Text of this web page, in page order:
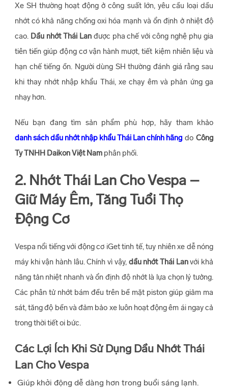
Xe SH thường hoạt động ở công suất lớn, yêu cầu loại dầu
nhớt có khả năng chống oxi hóa mạnh và ổn định ở nhiệt độ
cao. Dầu nhớt Thái Lanđược pha chế với công nghệ phụ gia
tiên tiến giúp động cơ vận hành mượt, tiết kiệm nhiên liệu và
hạn chế tiếng ồn. Người dùng SH thường đánh giá rằng sau
khi thay nhớt nhập khẩu Thái, xe chạy êm và phản ứng ga
nhạy hơn.
Nếu bạn đang tìm sản phẩm phù hợp, hãy tham khảo
danh sách dầu nhớt nhập khẩu Thái Lan chính hãngdo Công
Ty TNHH Daikon Việt Nam phân phối.
2. Nhớt Thái Lan Cho Vespa –
Giữ Máy Êm, Tăng Tuổi Thọ
Động Cơ
Vespa nổi tiếng với động cơ iGet tinh tế, tuy nhiên xe dễ nóng
máy khi vận hành lâu. Chính vì vậy, dầu nhớt Thái Lanvới khả
năng tản nhiệt nhanh và ổn định độ nhớt là lựa chọn lý tưởng.
Các phân tử nhớt bám đều trên bề mặt piston giúp giảm ma
sát, tăng độ bền và đảm bảo xe luôn hoạt động êm ái ngay cả
trong thời tiết oi bức.
Các Lợi Ích Khi Sử Dụng Dầu Nhớt Thái
Lan Cho Vespa
Giúp khởi động dễ dàng hơn trong buổi sáng lạnh.